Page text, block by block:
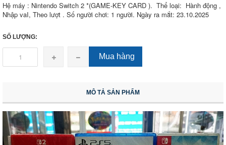
Hệ máy : Nintendo Switch 2 *(GAME-KEY CARD ). Thể loại: Hành động ,
Nhập vaI, Theo lượt . Số người chơi: 1 người. Ngày ra mắt: 23.10.2025
SỐ LƯỢNG:
Mua hàng
MÔ TẢ SẢN PHẨM